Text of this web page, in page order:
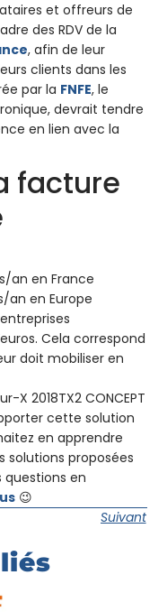
et offreurs de
des RDV de la
, afin de leur
clients dans les
par la FNFE, le
devrait tendre
en lien avec la
facture
an en France
an en Europe
Cela correspond
doit mobiliser en
TX2 CONCEPT
cette solution
en apprendre
solutions proposées
questions en
😉
Suivant